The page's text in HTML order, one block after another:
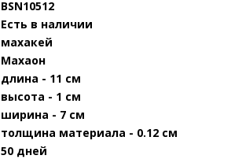
BSN10512
Есть в наличии
махакей
Махаон
длина - 11 см
высота - 1 см
ширина - 7 см
толщина материала - 0.12 см
50 дней